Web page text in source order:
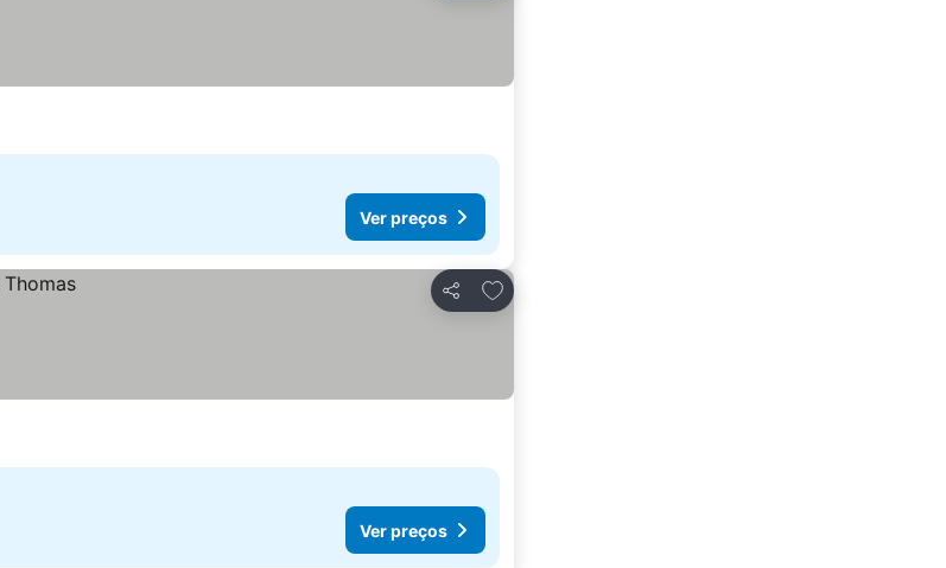
Ver preços
Partilhar
Adicionar aos favoritos
Ver preços